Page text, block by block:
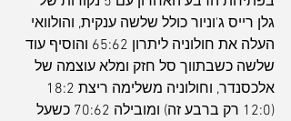
גלן רייס ג'וניור כולל שלשה ענקית, והולוואי
העלה את חולוניה ליתרון 65:62 והוסיף עוד
שלשה כשבתווך סל חזק ומלא עוצמה של
(12:0 רק ברבע זה) ומובילה 70:62 כשעל